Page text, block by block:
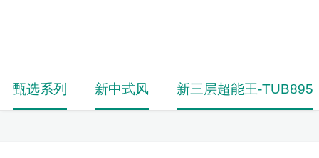
甄选系列 新中式风 新三层超能王-TUB895